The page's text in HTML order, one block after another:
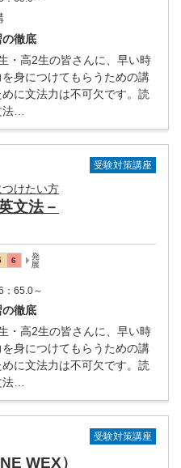
徹底
・高2生の皆さんに、早い時
身につけてもらうための講
に文法力は不可欠です。読
法…
受験対策講座
けたい方
文法－
：65.0～
徹底
・高2生の皆さんに、早い時
身につけてもらうための講
に文法力は不可欠です。読
法…
受験対策講座
WEX）